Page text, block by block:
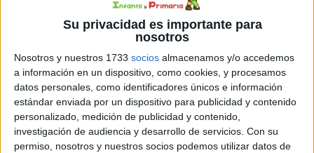
Su privacidad es importante para
nosotros
Nosotros y nuestros 1733 socios almacenamos y/o accedemos
a información en un dispositivo, como cookies, y procesamos
datos personales, como identificadores únicos e información
estándar enviada por un dispositivo para publicidad y contenido
personalizado, medición de publicidad y contenido,
investigación de audiencia y desarrollo de servicios. Con su
permiso, nosotros y nuestros socios podemos utilizar datos de
Pulsa sobre el enlace para descargar el